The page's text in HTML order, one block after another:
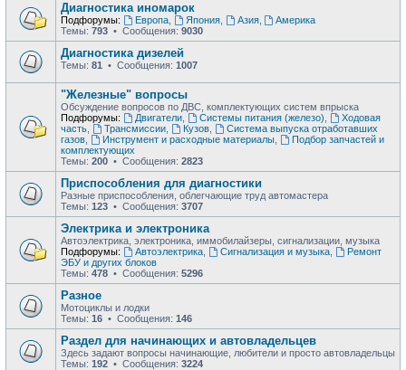
Диагностика иномарок
Подфорумы: Европа, Япония, Азия,
Америка
Темы: 793 • Сообщения: 9030
Диагностика дизелей
Темы: 81 • Сообщения: 1007
"Железные" вопросы
Обсуждение вопросов по ДВС, комплектующих систем впрыска
Подфорумы:
Двигатели, Системы питания (железо)
Ходовая
часть
Трансмиссии, Кузов,
Система выпуска отработавших
газов
Инструмент и расходные материалы,
Подбор запчастей и
комплектующих
Темы: 200 • Сообщения: 2823
Приспособления для диагностики
Разные приспособления, облегчающие труд автомастера
Темы: 123 • Сообщения: 3707
Электрика и электроника
Автоэлектрика, электроника, иммобилайзеры, сигнализации, музыка
Подфорумы:
Автоэлектрика, Сигнализация и музыка,
Ремонт
ЭБУ и других блоков
Темы: 478 • Сообщения: 5296
Разное
Мотоциклы и лодки
Темы: 16 • Сообщения: 146
Раздел для начинающих и автовладельцев
Здесь задают вопросы начинающие, любители и просто автовладельцы
Темы: 192 • Сообщения: 3224